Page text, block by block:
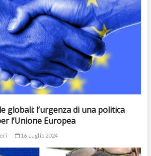
globali: l’urgenza di una politica
l’Unione Europea
16 Luglio 2024